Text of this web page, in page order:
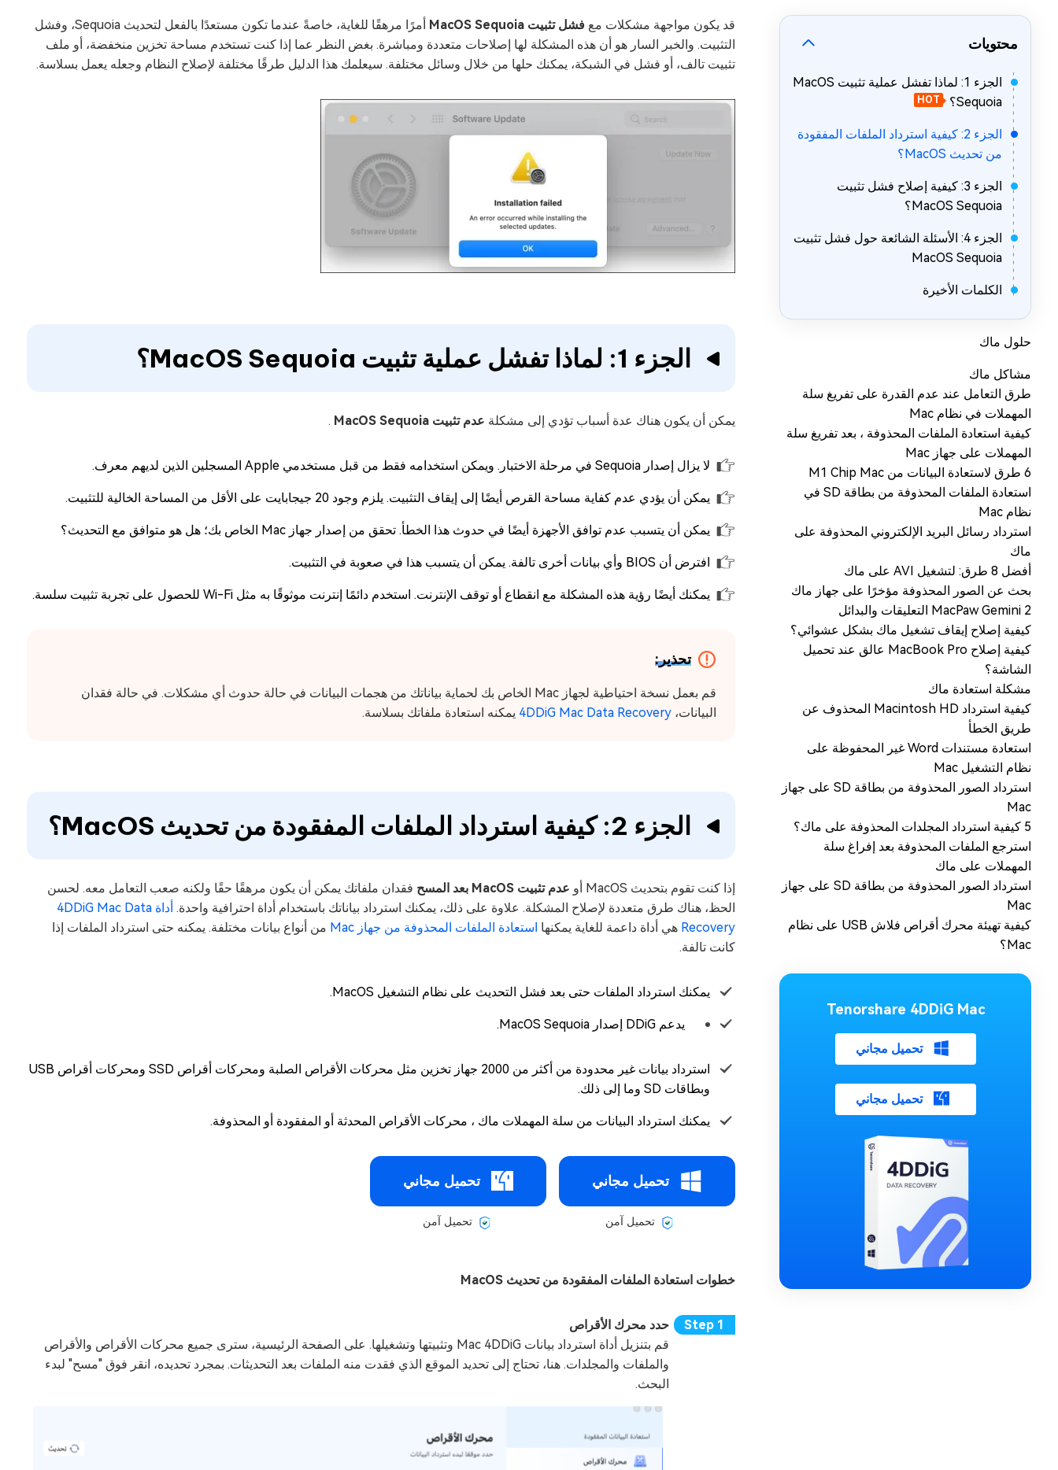
4DDiG Email Repair
NEW
DLL Fixer
محتويات
الجزء 1: لماذا تفشل عملية تثبيت MacOS
Sequoia؟
HOT
الجزء 2: كيفية استرداد الملفات المفقودة
من تحديث MacOS؟
الجزء 3: كيفية إصلاح فشل تثبيت
MacOS Sequoia؟
الجزء 4: الأسئلة الشائعة حول فشل تثبيت
MacOS Sequoia
الكلمات الأخيرة
حلول ماك
مشاكل ماك
طرق التعامل عند عدم القدرة على تفريغ سلة
المهملات في نظام Mac
كيفية استعادة الملفات المحذوفة ، بعد تفريغ سلة
المهملات على جهاز Mac
6 طرق لاستعادة البيانات من M1 Chip Mac
استعادة الملفات المحذوفة من بطاقة SD في
نظام Mac
استرداد رسائل البريد الإلكتروني المحذوفة على
ماك
أفضل 8 طرق: لتشغيل AVI على ماك
بحث عن الصور المحذوفة مؤخرًا على جهاز ماك
MacPaw Gemini 2 التعليقات والبدائل
كيفية إصلاح إيقاف تشغيل ماك بشكل عشوائي؟
كيفية إصلاح MacBook Pro عالق عند تحميل
الشاشة؟
مشكلة استعادة ماك
كيفية استرداد Macintosh HD المحذوف عن
طريق الخطأ
استعادة مستندات Word غير المحفوظة على
نظام التشغيل Mac
استرداد الصور المحذوفة من بطاقة SD على جهاز
Mac
5 كيفية استرداد المجلدات المحذوفة على ماك؟
استرجع الملفات المحذوفة بعد إفراغ سلة
المهملات على ماك
استرداد الصور المحذوفة من بطاقة SD على جهاز
Mac
كيفية تهيئة محرك أقراص فلاش USB على نظام
Mac؟
Tenorshare 4DDiG Mac
تحميل مجاني
تحميل مجاني
قد يكون مواجهة مشكلات مع فشل تثبيت MacOS Sequoia
أمرًا مرهقًا للغاية، خاصةً عندما تكون مستعدًا بالفعل لتحديث Sequoia، وفشل
التثبيت. والخبر السار هو أن هذه المشكلة لها إصلاحات متعددة ومباشرة. بغض النظر عما إذا كنت تستخدم مساحة تخزين منخفضة، أو ملف
تثبيت تالف، أو فشل في الشبكة، يمكنك حلها من خلال وسائل مختلفة. سيعلمك هذا الدليل طرقًا مختلفة لإصلاح النظام وجعله يعمل بسلاسة.
الجزء 1: لماذا تفشل عملية تثبيت MacOS Sequoia؟
يمكن أن يكون هناك عدة أسباب تؤدي إلى مشكلة عدم تثبيت MacOS Sequoia .
لا يزال إصدار Sequoia في مرحلة الاختبار. ويمكن استخدامه فقط من قبل مستخدمي Apple المسجلين الذين لديهم معرف.
يمكن أن يؤدي عدم كفاية مساحة القرص أيضًا إلى إيقاف التثبيت. يلزم وجود 20 جيجابايت على الأقل من المساحة الخالية للتثبيت.
يمكن أن يتسبب عدم توافق الأجهزة أيضًا في حدوث هذا الخطأ. تحقق من إصدار جهاز Mac الخاص بك؛ هل هو متوافق مع التحديث؟
افترض أن BIOS وأي بيانات أخرى تالفة. يمكن أن يتسبب هذا في صعوبة في التثبيت.
يمكنك أيضًا رؤية هذه المشكلة مع انقطاع أو توقف الإنترنت. استخدم دائمًا إنترنت موثوقًا به مثل Wi-Fi للحصول على تجربة تثبيت سلسة.
تحذير:
قم بعمل نسخة احتياطية لجهاز Mac الخاص بك لحماية بياناتك من هجمات البيانات في حالة حدوث أي مشكلات. في حالة فقدان
البيانات، 4DDiG Mac Data Recovery يمكنه استعادة ملفاتك بسلاسة.
الجزء 2: كيفية استرداد الملفات المفقودة من تحديث MacOS؟
إذا كنت تقوم بتحديث MacOS أو عدم تثبيت MacOS بعد المسح
فقدان ملفاتك يمكن أن يكون مرهقًا حقًا ولكنه صعب التعامل معه. لحسن
الحظ، هناك طرق متعددة لإصلاح المشكلة. علاوة على ذلك، يمكنك استرداد بياناتك باستخدام أداة احترافية واحدة.
أداة 4DDiG Mac Data
Recovery هي أداة داعمة للغاية يمكنها استعادة الملفات المحذوفة من جهاز Mac
من أنواع بيانات مختلفة. يمكنه حتى استرداد الملفات إذا
كانت تالفة.
يمكنك استرداد الملفات حتى بعد فشل التحديث على نظام التشغيل MacOS.
يدعم DDiG إصدار MacOS Sequoia.
استرداد بيانات غير محدودة من أكثر من 2000 جهاز تخزين مثل محركات الأقراص الصلبة ومحركات أقراص SSD ومحركات أقراص USB
وبطاقات SD وما إلى ذلك.
يمكنك استرداد البيانات من سلة المهملات ماك ، محركات الأقراص المحدثة أو المفقودة أو المحذوفة.
تحميل مجاني
تحميل آمن
تحميل مجاني
تحميل آمن
خطوات استعادة الملفات المفقودة من تحديث MacOS
حدد محرك الأقراص
قم بتنزيل أداة استرداد بيانات Mac 4DDiG وتثبيتها وتشغيلها. على الصفحة الرئيسية، سترى جميع محركات الأقراص والأقراص
والملفات والمجلدات. هنا، تحتاج إلى تحديد الموقع الذي فقدت منه الملفات بعد التحديثات. بمجرد تحديده، انقر فوق "مسح" لبدء
البحث.